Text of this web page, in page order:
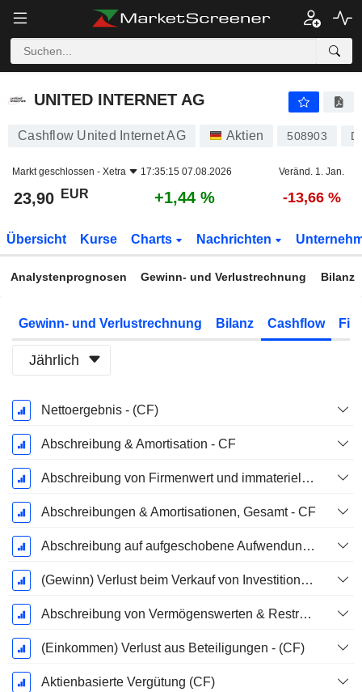
UNITED INTERNET AG
UNITED INTERNET AG
Cashflow United Internet AG Aktien 508903
Markt geschlossen - Xetra 17:35:15 07.08.2026 Veränd. 1. Jan.
23,90 EUR +1,44 % -13,66 %
Übersicht Kurse Charts Nachrichten
Analystenprognosen Gewinn- und Verlustrechnung Bilanz
Gewinn- und Verlustrechnung Bilanz Cashflow
Jährlich
Ende d.
Geschäftsjahres:
Dezember
Nettoergebnis - (CF)
Abschreibung & Amortisation - CF
Abschreibung von Firmenwert und immateriellen Vermögenswerten - (CF) - (Modellspezifisch)
Abschreibungen & Amortisationen, Gesamt - CF
Abschreibung auf aufgeschobene Aufwendungen, Gesamt - (CF)
(Gewinn) Verlust beim Verkauf von Investitionen - (CF)
Abschreibung von Vermögenswerten & Restrukturierungskosten
(Einkommen) Verlust aus Beteiligungen - (CF)
Aktienbasierte Vergütung (CF)